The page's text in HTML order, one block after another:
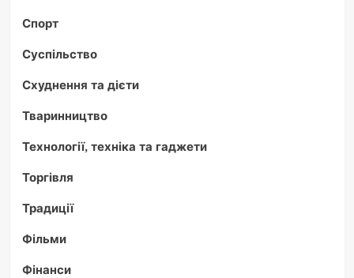
Спорт
Суспільство
Схуднення та дієти
Тваринництво
Технології, техніка та гаджети
Торгівля
Традиції
Фільми
Фінанси